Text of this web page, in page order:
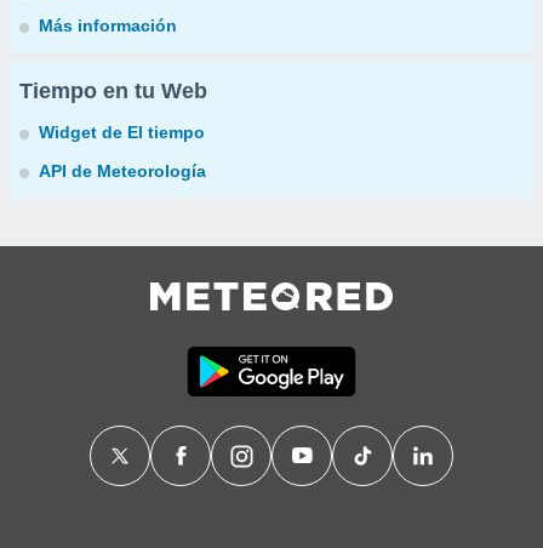
Más información
Tiempo en tu Web
Widget de El tiempo
API de Meteorología